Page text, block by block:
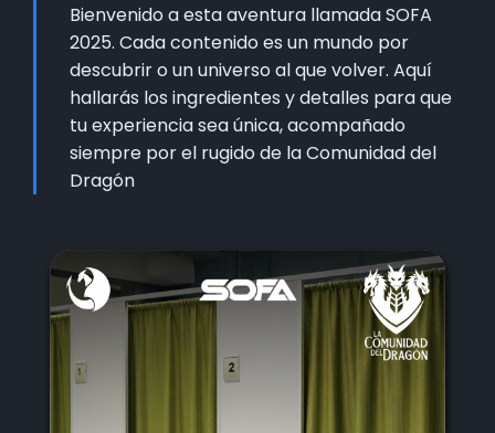
Bienvenido a esta aventura llamada SOFA
2025. Cada contenido es un mundo por
descubrir o un universo al que volver. Aquí
hallarás los ingredientes y detalles para que
tu experiencia sea única, acompañado
siempre por el rugido de la Comunidad del
Dragón